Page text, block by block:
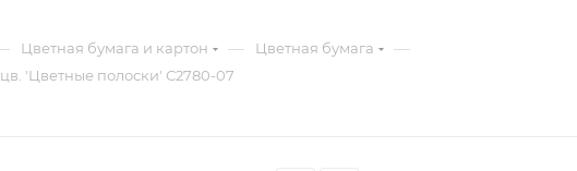
Цветная бумага и картон — Цветная бумага —
'Цветные полоски' С2780-07